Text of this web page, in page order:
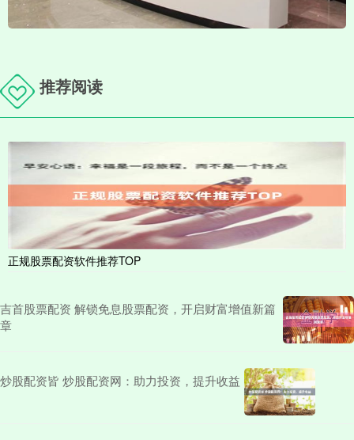
推荐阅读
正规股票配资软件推荐TOP
吉首股票配资 解锁免息股票配资，开启财富增值新篇
章
炒股配资皆 炒股配资网：助力投资，提升收益